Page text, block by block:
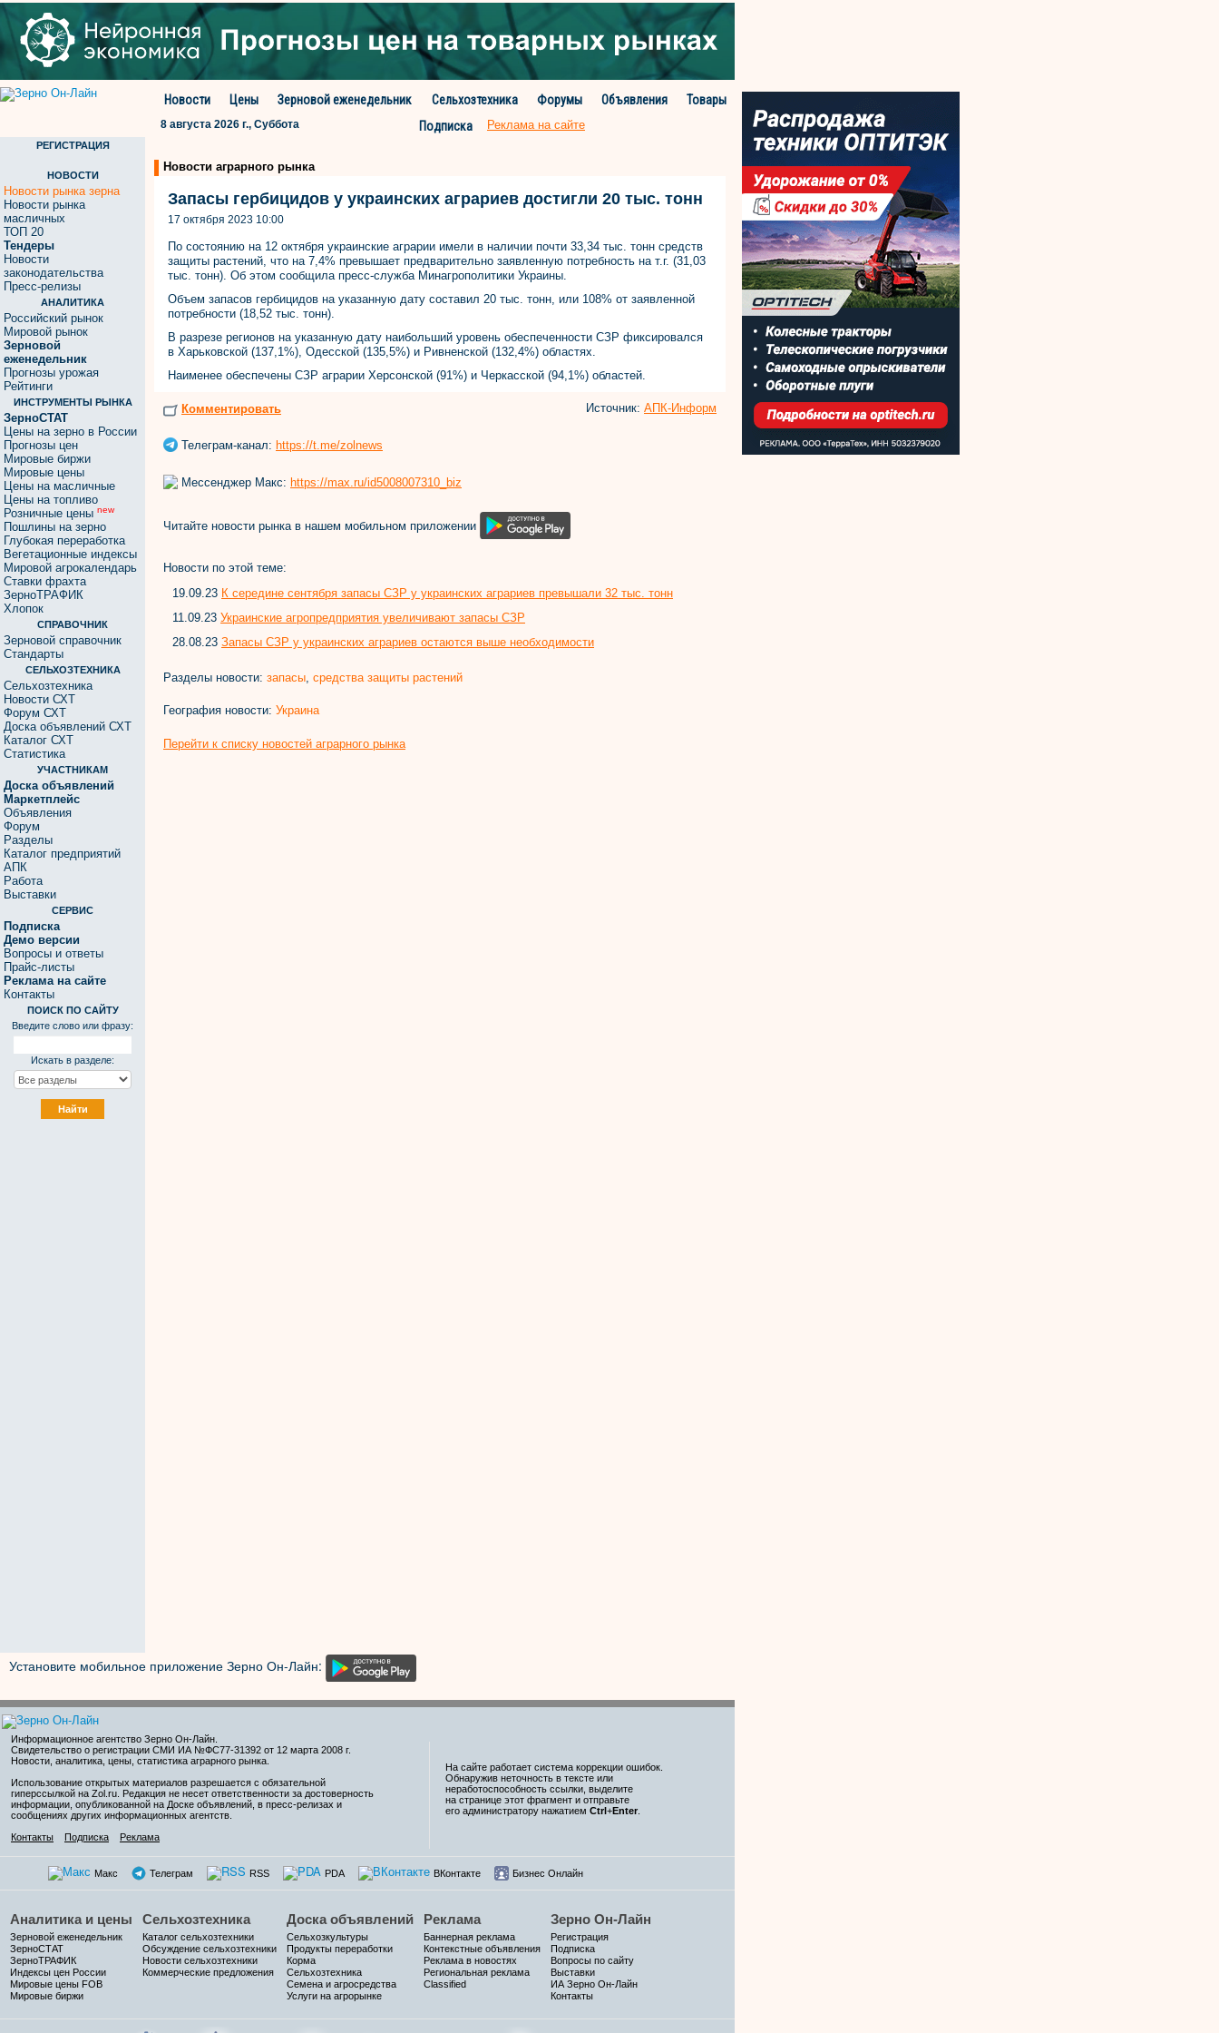
Новости Цены Зерновой еженедельник Сельхозтехника Форумы Объявления
Товары
Подписка
8 августа 2026 г., Суббота Реклама на сайте
РЕГИСТРАЦИЯ
НОВОСТИ
Новости рынка зерна
Новости рынка
масличных
ТОП 20
Тендеры
Новости
законодательства
Пресс-релизы
АНАЛИТИКА
Российский рынок
Мировой рынок
Зерновой
еженедельник
Прогнозы урожая
Рейтинги
ИНСТРУМЕНТЫ РЫНКА
ЗерноСТАТ
Цены на зерно в России
Прогнозы цен
Мировые биржи
Мировые цены
Цены на масличные
Цены на топливо
Розничные цены new
Пошлины на зерно
Глубокая переработка
Вегетационные индексы
Мировой агрокалендарь
Ставки фрахта
ЗерноТРАФИК
Хлопок
СПРАВОЧНИК
Зерновой справочник
Стандарты
СЕЛЬХОЗТЕХНИКА
Сельхозтехника
Новости СХТ
Форум СХТ
Доска объявлений СХТ
Каталог СХТ
Статистика
УЧАСТНИКАМ
Доска объявлений
Маркетплейс
Объявления
Форум
Разделы
Каталог предприятий
АПК
Работа
Выставки
СЕРВИС
Подписка
Демо версии
Вопросы и ответы
Прайс-листы
Реклама на сайте
Контакты
ПОИСК ПО САЙТУ
Введите слово или фразу:
Искать в разделе:
Новости аграрного рынка
Запасы гербицидов у украинских аграриев достигли 20 тыс. тонн
17 октября 2023 10:00
По состоянию на 12 октября украинские аграрии имели в наличии почти 33,34 тыс. тонн средств
защиты растений, что на 7,4% превышает предварительно заявленную потребность на т.г. (31,03
тыс. тонн). Об этом сообщила пресс-служба Минагрополитики Украины.
Объем запасов гербицидов на указанную дату составил 20 тыс. тонн, или 108% от заявленной
потребности (18,52 тыс. тонн).
В разрезе регионов на указанную дату наибольший уровень обеспеченности СЗР фиксировался
в Харьковской (137,1%), Одесской (135,5%) и Ривненской (132,4%) областях.
Наименее обеспечены СЗР аграрии Херсонской (91%) и Черкасской (94,1%) областей.
Комментировать Источник: АПК-Информ
Телеграм-канал: https://t.me/zolnews
Мессенджер Макс: https://max.ru/id5008007310_biz
Читайте новости рынка в нашем мобильном приложении
Новости по этой теме:
19.09.23 К середине сентября запасы СЗР у украинских аграриев превышали 32 тыс. тонн
11.09.23 Украинские агропредприятия увеличивают запасы СЗР
28.08.23 Запасы СЗР у украинских аграриев остаются выше необходимости
Разделы новости: запасы средства защиты растений
География новости: Украина
Перейти к списку новостей аграрного рынка
Установите мобильное приложение Зерно Он-Лайн:
Информационное агентство Зерно Он-Лайн
Свидетельство о регистрации СМИ ИА №ФС77-31392 от 12 марта 2008 г.
Новости, аналитика, цены, статистика аграрного рынка.
Использование открытых материалов разрешается с обязательной
гиперссылкой на Zol.ru. Редакция не несет ответственности за достоверность
информации, опубликованной на Доске объявлений, в пресс-релизах и
сообщениях других информационных агентств.
Контакты
Подписка Реклама
На сайте работает система коррекции ошибок.
Обнаружив неточность в тексте или
неработоспособность ссылки, выделите
на странице этот фрагмент и отправьте
его администратору нажатием Ctrl+Enter
Макс Телеграм RSS PDA ВКонтакте Бизнес Онлайн
Аналитика и цены
Зерновой еженедельник
ЗерноСТАТ
ЗерноТРАФИК
Индексы цен России
Мировые цены FOB
Мировые биржи
Сельхозтехника
Каталог сельхозтехники
Обсуждение сельхозтехники
Новости сельхозтехники
Коммерческие предложения
Доска объявлений
Сельхозкультуры
Продукты переработки
Корма
Сельхозтехника
Семена и агросредства
Услуги на агрорынке
Реклама
Баннерная реклама
Контекстные объявления
Реклама в новостях
Региональная реклама
Classified
Зерно Он-Лайн
Регистрация
Подписка
Вопросы по сайту
Выставки
ИА Зерно Он-Лайн
Контакты